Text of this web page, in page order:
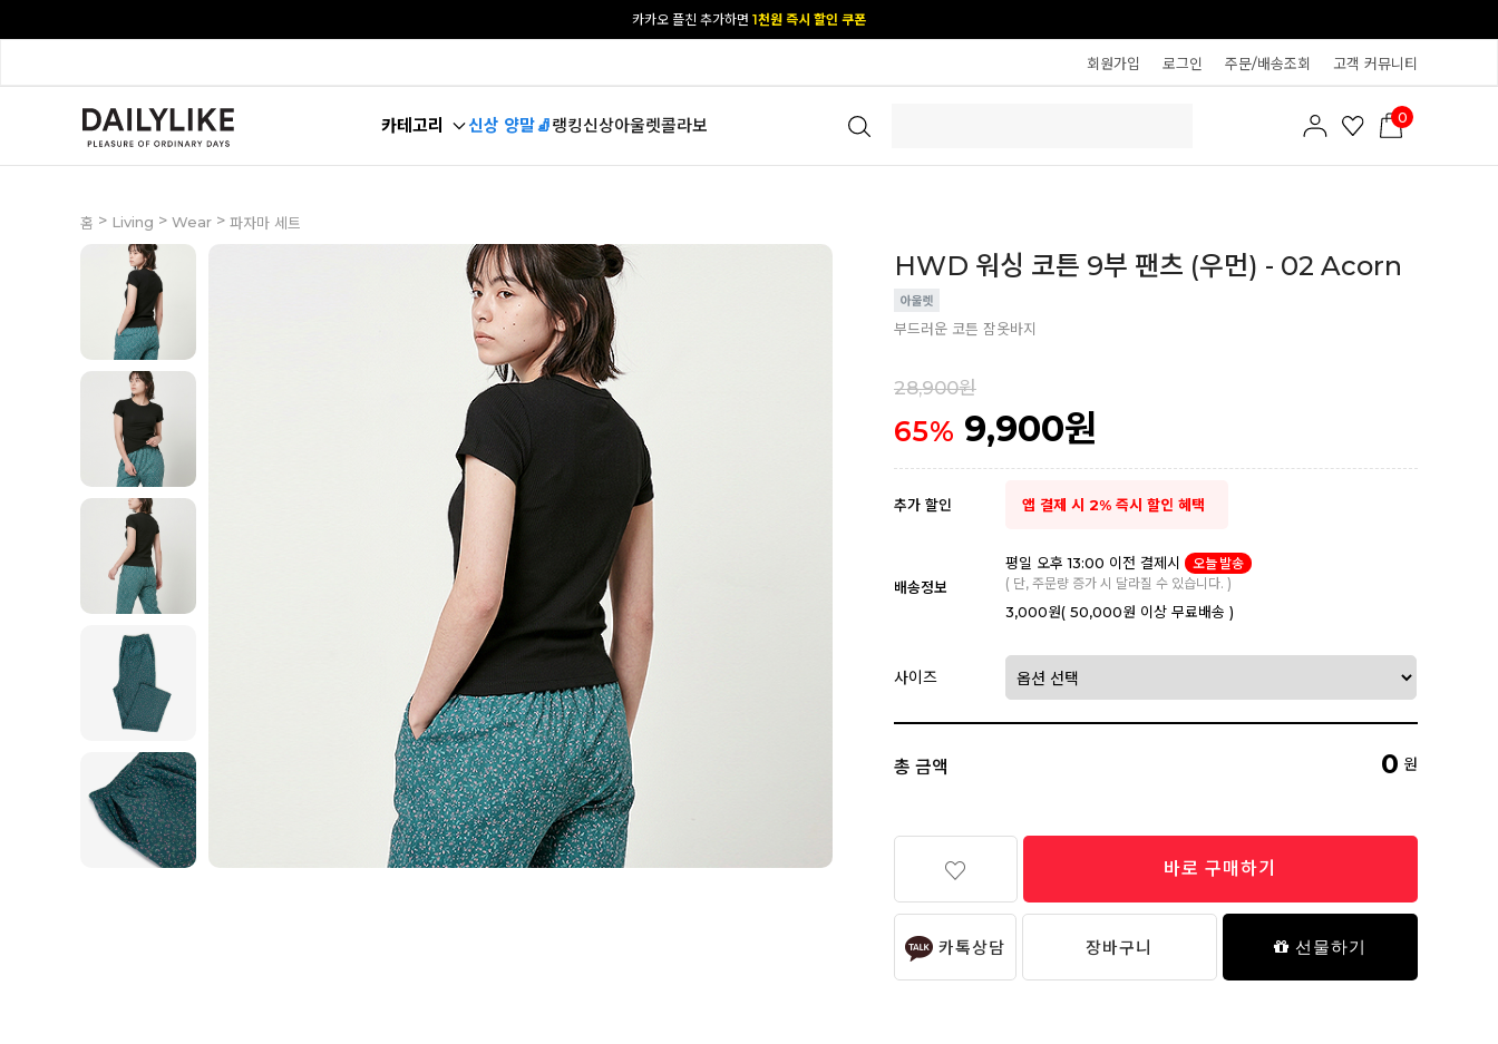
[공식몰 단독] 앱 다운받고2% 결제 할인 받기
회원가입 로그인 주문/배송조회 고객 커뮤니티
카테고리 신상 양말🧦랭킹신상아울렛콜라보 0
홈 > Living > Wear > 파자마 세트
HWD 워싱 코튼 9부 팬츠 (우먼) - 02 Acorn
부드러운 코튼 잠옷바지
28,900원
65% 9,900원
추가 할인 앱 결제 시 2% 즉시 할인 혜택
배송정보
평일 오후 13:00 이전 결제시
오늘 발송
( 단, 주문량 증가 시 달라질 수 있습니다. )
3,000원( 50,000원 이상 무료배송 )
사이즈
총 금액 0 원
바로 구매하기
카톡상담 장바구니 선물하기